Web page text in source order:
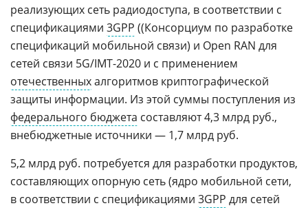
реализующих сеть радиодоступа, в соответствии с
спецификациями 3GPP ((Консорциум по разработке
спецификаций мобильной связи) и Open RAN для
сетей связи 5G/IMT-2020 и с применением
отечественныхалгоритмов криптографической
защиты информации. Из этой суммы поступления из
федерального бюджета составляют 4,3 млрд руб.,
внебюджетные источники — 1,7 млрд руб.
5,2 млрд руб. потребуется для разработки продуктов,
составляющих опорную сеть (ядро мобильной сети,
в соответствии с спецификациями 3GPP для сетей